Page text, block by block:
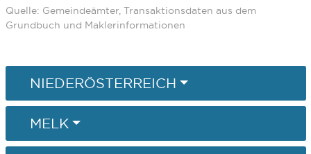
Quelle: Gemeindeämter, Transaktionsdaten aus dem
Grundbuch und Maklerinformationen
NIEDERÖSTERREICH
MELK